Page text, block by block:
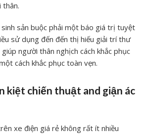
thân.
sản buộc phải một báo giá trị tuyệt
sử dụng đến đến thị hiếu giải trí thư
người thân nghịch cách khắc phục
cách khắc phục toàn vẹn.
kiệt chiến thuật and giận ác
xe điện giá rẻ không rất ít nhiều